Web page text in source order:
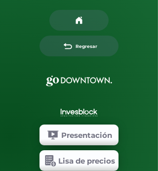
Regresar
Presentación
Lisa de precios